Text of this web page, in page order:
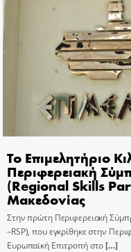
Το Επιμελητήριο
Περιφερειακή
(Regional Skills
Μακεδονίας
Στην πρώτη Περιφερειακή
–RSP), που εγκρίθηκε στην
Ευρωπαϊκή Επιτροπή στο[…]